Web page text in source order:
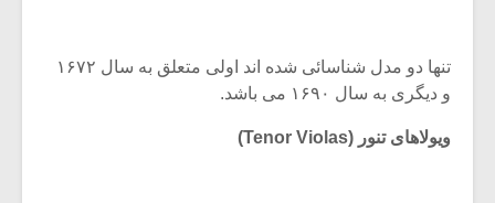
تنها دو مدل شناسائی شده اند اولی متعلق به سال ۱۶۷۲
و دیگری به سال ۱۶۹۰ می باشد.
ویولاهای تنور (Tenor Violas)
میکلوش روژا